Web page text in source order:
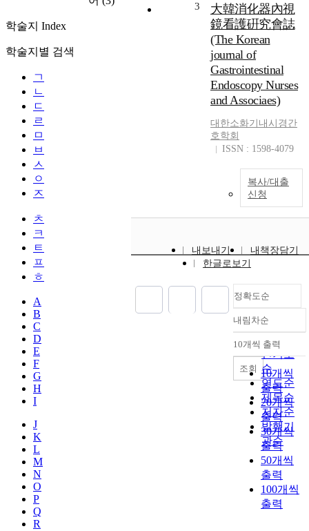
학술지 Index
학술지별 검색
ㄱ
ㄴ
ㄷ
ㄹ
ㅁ
ㅂ
ㅅ
ㅇ
ㅈ
ㅊ
ㅋ
ㅌ
ㅍ
ㅎ
A
B
C
D
E
F
G
H
I
J
K
L
M
N
O
P
Q
R
3
大韓消化器內視
鏡看護硏究會誌
(The Korean
journal of
Gastrointestinal
Endoscopy Nurses
and Associaes)
대한소화기내시경간
호학회
ISSN : 1598-4079
복사/대출
신청
내보내기
내책장담기
한글로보기
정확도순
정확도
순
인기도
순
연도순
제목순
저자순
발행기
관순
내림차순
내림차순
10개씩 출력
10개씩
출력
20개씩
출력
30개씩
출력
50개씩
출력
100개씩
출력
조회